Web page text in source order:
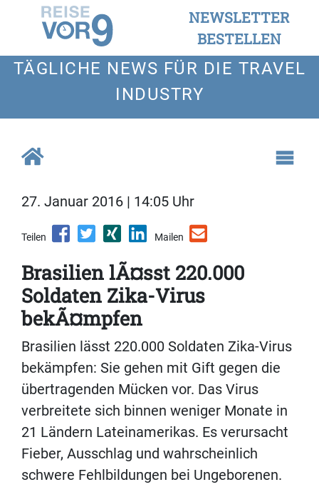
NEWSLETTER
BESTELLEN
TÄGLICHE NEWS FÜR DIE TRAVEL
INDUSTRY
27. Januar 2016 | 14:05 Uhr
Teilen Mailen
Brasilien lÃ¤sst 220.000
Soldaten Zika-Virus
bekÃ¤mpfen
Brasilien lässt 220.000 Soldaten Zika-Virus
bekämpfen: Sie gehen mit Gift gegen die
übertragenden Mücken vor. Das Virus
verbreitete sich binnen weniger Monate in
21 Ländern Lateinamerikas. Es verursacht
Fieber, Ausschlag und wahrscheinlich
schwere Fehlbildungen bei Ungeborenen.